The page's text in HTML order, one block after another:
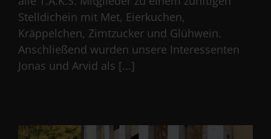
Stelldichein mit Met, Eierkuchen,
Kräppelchen, Zimtzucker und Glühwein.
Anschließend wurden unsere Interessenten
Jonas und Arvid als [...]